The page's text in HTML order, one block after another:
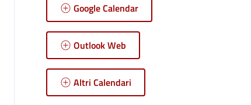
Google Calendar
Outlook Web
Altri Calendari